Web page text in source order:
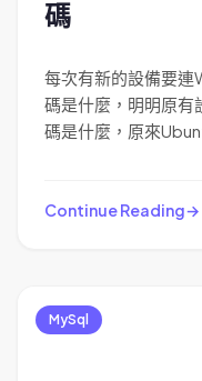
碼
每次有新的設備要連
碼是什麼，明明原有
碼是什麼，原來
Continue Reading
MySql